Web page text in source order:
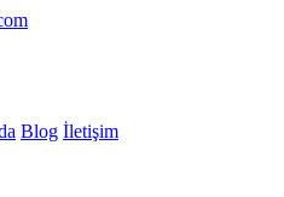
Blog İletişim